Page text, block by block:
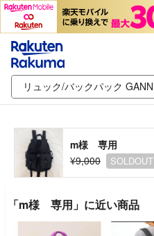
m様 専用
¥9,000
SOLDOUT
「m様 専用」に近い商品